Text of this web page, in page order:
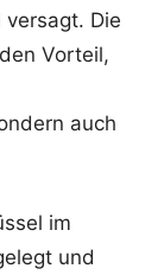
Die
Vorteil,
auch
im
und